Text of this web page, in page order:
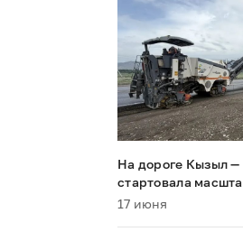
На дороге Кызыл
стартовала
реконструкция
17 июня